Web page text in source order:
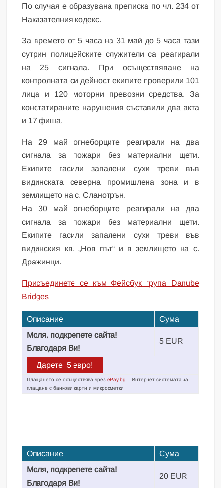
По случая е образувана преписка по чл. 234 от
Наказателния кодекс.
За времето от 5 часа на 31 май до 5 часа тази
сутрин полицейските служители са реагирали
на 25 сигнала. При осъществяване на
контролната си дейност екипите проверили 101
лица и 120 моторни превозни средства. За
констатираните нарушения съставили два акта
и 17 фиша.
На 29 май огнеборците реагирали на два
сигнала за пожари без материални щети.
Екипите гасили запалени сухи треви във
видинската северна промишлена зона и в
землището на с. Сланотрън.
На 30 май огнеборците реагирали на два
сигнала за пожари без материални щети.
Екипите гасили запалени сухи треви във
видинския кв. „Нов път“ и в землището на с.
Дражинци.
Присъединете се към Фейсбук група Danube
Bridges
Описание
Сума
Моля, подкрепете сайта!
Благодаря Ви!
5 EUR
Плащането се осъществява чрезePay.bg – Интернет системата за
плащане с банкови карти и микросметки
Описание
Сума
Моля, подкрепете сайта!
Благодаря Ви!
20 EUR